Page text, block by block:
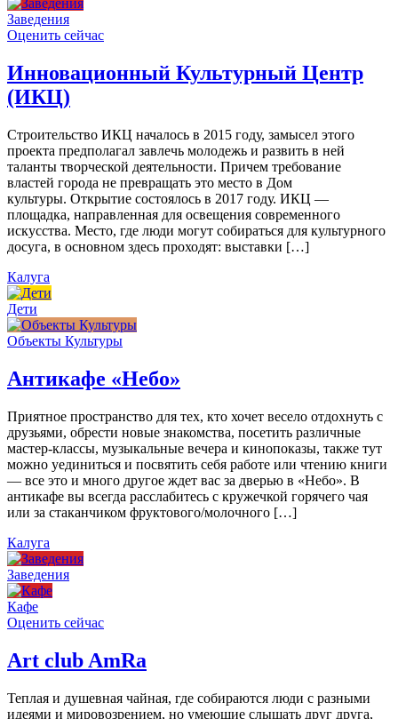
Заведения
Оценить сейчас
Инновационный Культурный Центр
(ИКЦ)
Строительство ИКЦ началось в 2015 году, замысел этого
проекта предполагал завлечь молодежь и развить в ней
таланты творческой деятельности. Причем требование
властей города не превращать это место в Дом
культуры. Открытие состоялось в 2017 году. ИКЦ —
площадка, направленная для освещения современного
искусства. Место, где люди могут собираться для культурного
досуга, в основном здесь проходят: выставки […]
Калуга
Дети
Объекты Культуры
Антикафе «Небо»
Приятное пространство для тех, кто хочет весело отдохнуть с
друзьями, обрести новые знакомства, посетить различные
мастер-классы, музыкальные вечера и кинопоказы, также тут
можно уединиться и посвятить себя работе или чтению книги
— все это и много другое ждет вас за дверью в «Небо». В
антикафе вы всегда расслабитесь с кружечкой горячего чая
или за стаканчиком фруктового/молочного […]
Калуга
Заведения
Кафе
Оценить сейчас
Art сlub AmRa
Теплая и душевная чайная, где собираются люди с разными
идеями и мировозрением, но умеющие слышать друг друга,